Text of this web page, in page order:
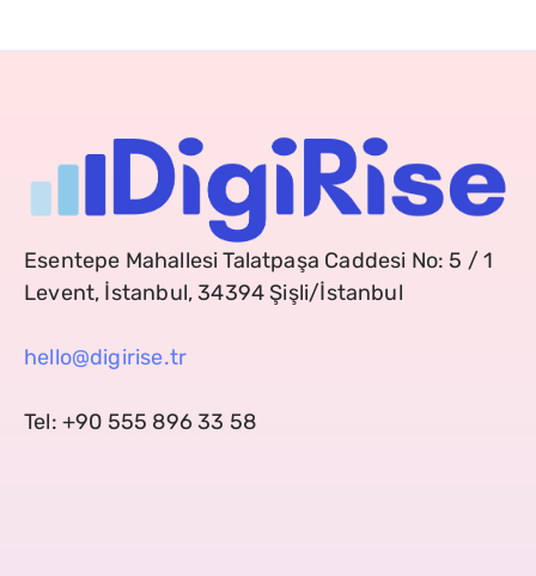
Esentepe Mahallesi Talatpaşa Caddesi No: 5 / 1
Levent, İstanbul, 34394 Şişli/İstanbul
hello@digirise.tr
Tel: +90 555 896 33 58